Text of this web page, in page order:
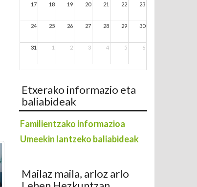
17 18 19 20 21 22 23
24 25 26 27 28 29 30
31 1 2 3 4 5 6
Etxerako informazio eta
baliabideak
Familientzako informazioa
Umeekin lantzeko baliabideak
Mailaz maila, arloz arlo